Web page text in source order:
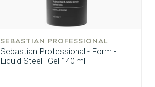
SEBASTIAN PROFESSIONAL
Sebastian Professional - Form -
Liquid Steel | Gel 140 ml